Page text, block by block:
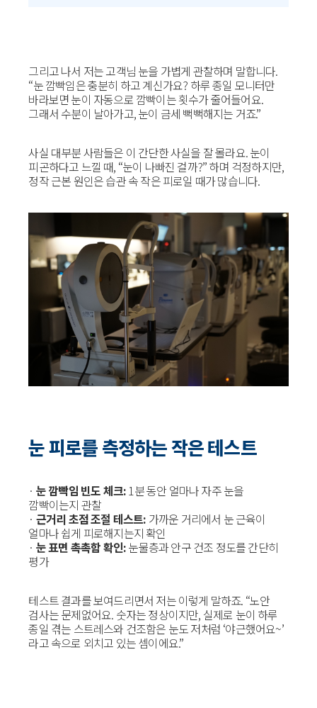
그리고 나서 저는 고객님 눈을 가볍게 관찰하며 말합니다.
“눈 깜빡임은 충분히 하고 계신가요? 하루 종일 모니터만
바라보면 눈이 자동으로 깜빡이는 횟수가 줄어들어요.
그래서 수분이 날아가고, 눈이 금세 뻑뻑해지는 거죠.”
사실 대부분 사람들은 이 간단한 사실을 잘 몰라요. 눈이
피곤하다고 느낄 때, “눈이 나빠진 걸까?” 하며 걱정하지만,
정작 근본 원인은 습관 속 작은 피로일 때가 많습니다.
눈 피로를 측정하는 작은 테스트
· 눈 깜빡임 빈도 체크:1분 동안 얼마나 자주 눈을
깜빡이는지 관찰
· 근거리 초점 조절 테스트: 가까운 거리에서 눈 근육이
얼마나 쉽게 피로해지는지 확인
· 눈 표면 촉촉함 확인:눈물층과 안구 건조 정도를 간단히
평가
테스트 결과를 보여드리면서 저는 이렇게 말하죠. “노안
검사는 문제없어요. 숫자는 정상이지만, 실제로 눈이 하루
종일 겪는 스트레스와 건조함은 눈도 저처럼 ‘야근했어요~’
라고 속으로 외치고 있는 셈이에요.”